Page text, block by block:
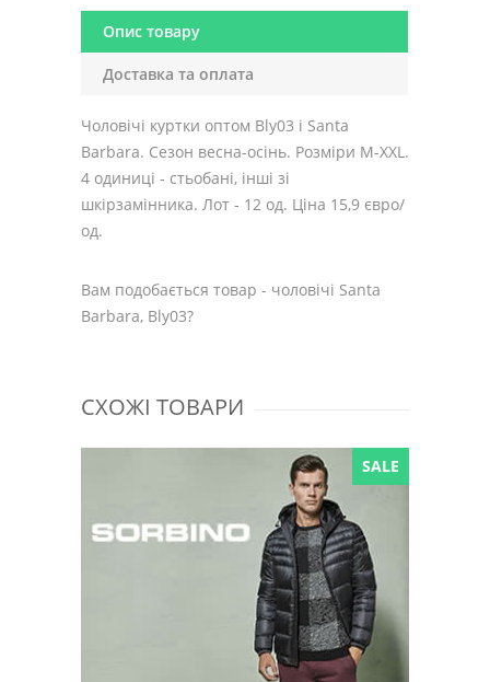
Опис товару
Доставка та оплата
Чоловічі куртки оптом Bly03 і Santa
Barbara. Сезон весна-осінь. Розміри M-XXL.
4 одиниці - стьобані, інші зі
шкірзамінника. Лот - 12 од. Ціна 15,9 євро/
од.
Вам подобається товар - чоловічі Santa
Barbara, Bly03?
СХОЖІ ТОВАРИ
SALE